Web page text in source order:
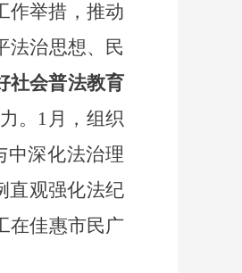
作举措，推动
法治思想、民
社会普法教育
。 1月，组织
中深化法治理
直观强化法纪
在佳惠市民广